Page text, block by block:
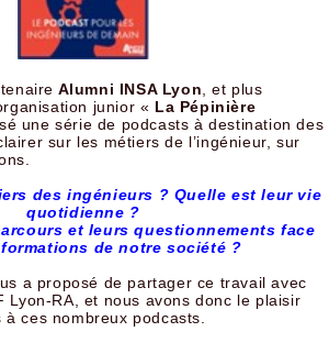
Alumni INSA Lyon, et plus
junior « La Pépinière
une série de podcasts à destination des
sur les métiers de l’ingénieur, sur
des ingénieurs ? Quelle est leur vie
quotidienne ?
et leurs questionnements face
de notre société ?
a proposé de partager ce travail avec
Lyon-RA, et nous avons donc le plaisir
à ces nombreux podcasts.